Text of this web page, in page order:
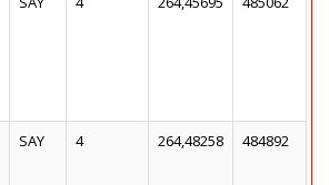
SAY 4 264,48258 484892